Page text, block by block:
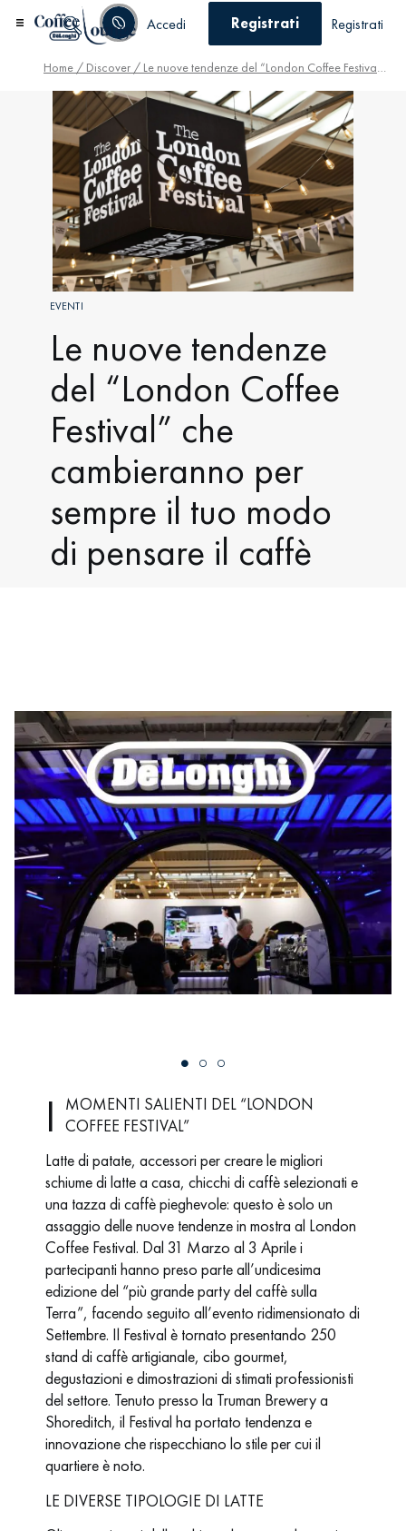
Accedi Registrati Registrati
Home / Discover / Le nuove tendenze del “London Coffee Festival” che cambieranno per sempre il tuo modo di pensare il caffè
EVENTI
Le nuove tendenze
del “London Coffee
Festival” che
cambieranno per
sempre il tuo modo
di pensare il caffè
I
MOMENTI SALIENTI DEL “LONDON
COFFEE FESTIVAL”
Latte di patate, accessori per creare le migliori
schiume di latte a casa, chicchi di caffè selezionati e
una tazza di caffè pieghevole: questo è solo un
assaggio delle nuove tendenze in mostra al London
Coffee Festival. Dal 31 Marzo al 3 Aprile i
partecipanti hanno preso parte all’undicesima
edizione del “più grande party del caffè sulla
Terra”, facendo seguito all’evento ridimensionato di
Settembre. Il Festival è tornato presentando 250
stand di caffè artigianale, cibo gourmet,
degustazioni e dimostrazioni di stimati professionisti
del settore. Tenuto presso la Truman Brewery a
Shoreditch, il Festival ha portato tendenza e
innovazione che rispecchiano lo stile per cui il
quartiere è noto.
LE DIVERSE TIPOLOGIE DI LATTE